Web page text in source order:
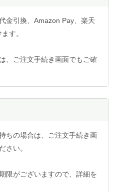
金引換、Amazon Pay、楽天
す。
、ご注文手続き画面でもご確
ちの場合は、ご注文手続き画
さい。
限がございますので、詳細を